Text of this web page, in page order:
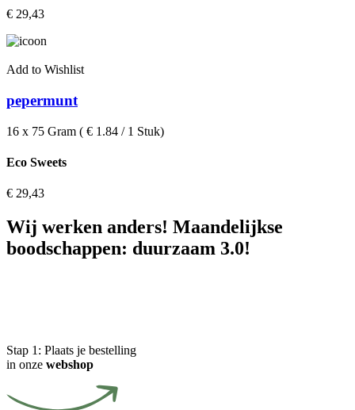
€ 29,43
Add to Wishlist
pepermunt
16 x 75 Gram ( € 1.84 / 1 Stuk)
Eco Sweets
€ 29,43
Wij werken anders! Maandelijkse
boodschappen: duurzaam 3.0!
Stap 1: Plaats je bestelling
in onze webshop